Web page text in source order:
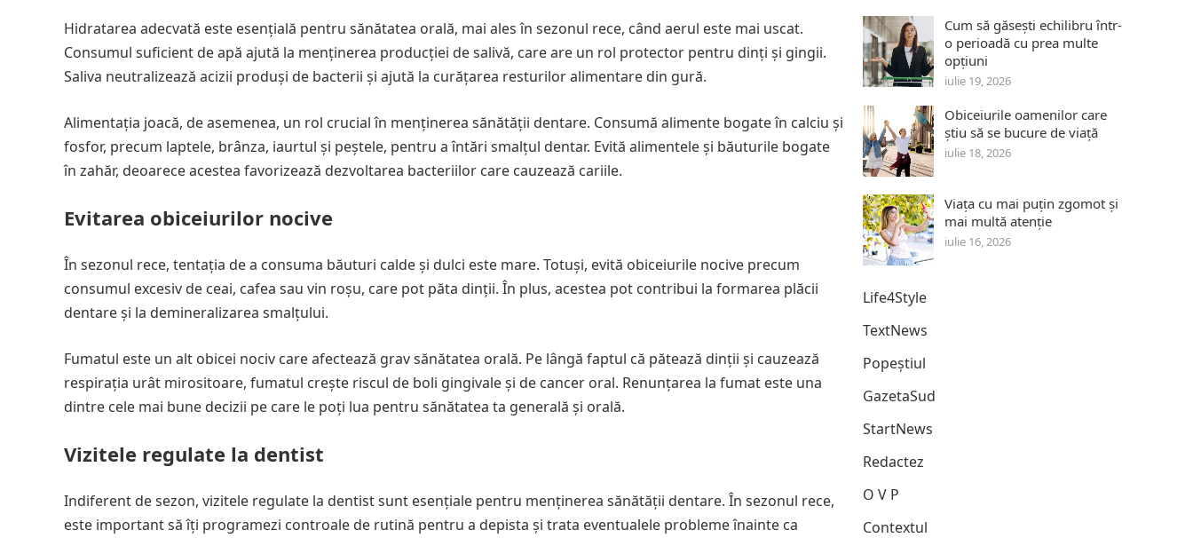
Hidratarea adecvată este esențială pentru sănătatea orală, mai ales în sezonul rece, când aerul este mai uscat.
Consumul suficient de apă ajută la menținerea producției de salivă, care are un rol protector pentru dinți și gingii.
Saliva neutralizează acizii produși de bacterii și ajută la curățarea resturilor alimentare din gură.
Alimentația joacă, de asemenea, un rol crucial în menținerea sănătății dentare. Consumă alimente bogate în calciu și
fosfor, precum laptele, brânza, iaurtul și peștele, pentru a întări smalțul dentar. Evită alimentele și băuturile bogate
în zahăr, deoarece acestea favorizează dezvoltarea bacteriilor care cauzează cariile.
Evitarea obiceiurilor nocive
În sezonul rece, tentația de a consuma băuturi calde și dulci este mare. Totuși, evită obiceiurile nocive precum
consumul excesiv de ceai, cafea sau vin roșu, care pot păta dinții. În plus, acestea pot contribui la formarea plăcii
dentare și la demineralizarea smalțului.
Fumatul este un alt obicei nociv care afectează grav sănătatea orală. Pe lângă faptul că pătează dinții și cauzează
respirația urât mirositoare, fumatul crește riscul de boli gingivale și de cancer oral. Renunțarea la fumat este una
dintre cele mai bune decizii pe care le poți lua pentru sănătatea ta generală și orală.
Vizitele regulate la dentist
Indiferent de sezon, vizitele regulate la dentist sunt esențiale pentru menținerea sănătății dentare. În sezonul rece,
este important să îți programezi controale de rutină pentru a depista și trata eventualele probleme înainte ca
Cum să găsești echilibru într-
o perioadă cu prea multe
opțiuni
iulie 19, 2026
Obiceiurile oamenilor care
știu să se bucure de viață
iulie 18, 2026
Viața cu mai puțin zgomot și
mai multă atenție
iulie 16, 2026
Life4Style
TextNews
Popeștiul
GazetaSud
StartNews
Redactez
O V P
Contextul